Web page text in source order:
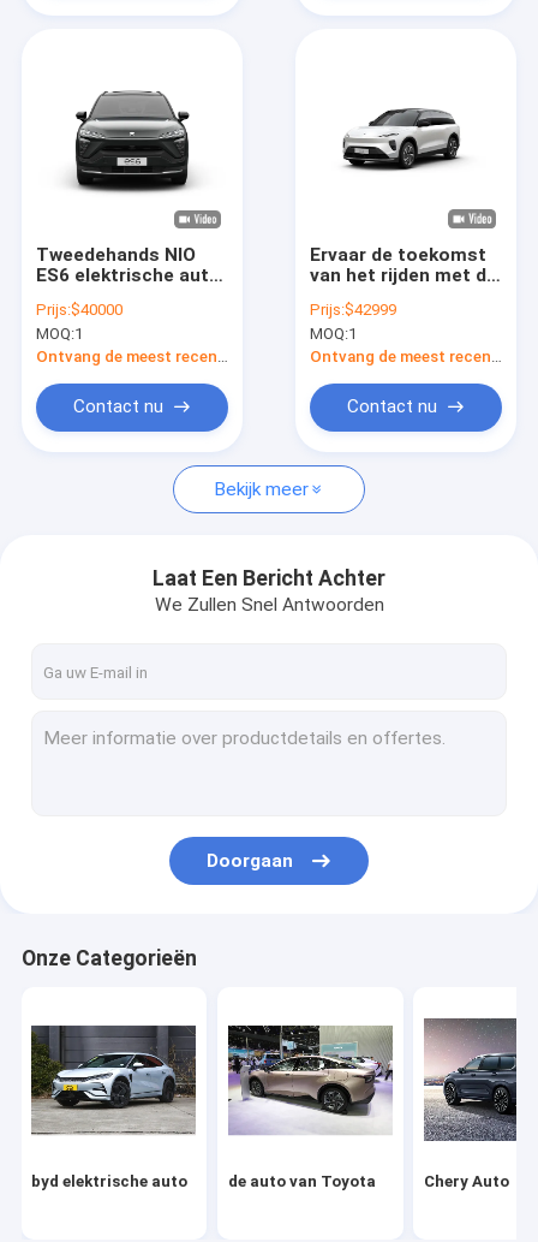
Videos
Over ons
Contacteer ons
Vraag een offerte aan
byd elektrische auto
Lixiang elektrische auto
Mercedes auto
Seres elektrische auto
Lynk & Co Elektrische auto
Tweedehands NIO
ES6 elektrische auto
nieuwe energie
elektrische
crossover SUV
Prijs:$40000
MOQ:1
Ontvang de meest recente Prijs
Contact nu
Ervaar de toekomst
van het rijden met de
revolutionaire
elektrische SUV
Prijs:$42999
MOQ:1
Ontvang de meest recente Prijs
Contact nu
Bekijk meer
Laat Een Bericht Achter
We Zullen Snel Antwoorden
Doorgaan
Onze Categorieën
byd elektrische auto de auto van Toyota Chery Auto